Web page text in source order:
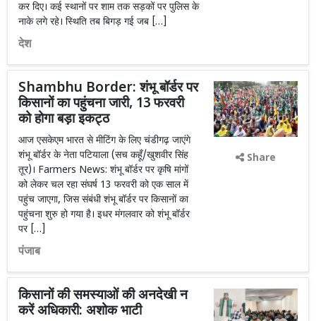
कर दिए। कई स्थानों पर शाम तक सड़कों पर पुलिस के
नाके लगे रहे। स्थिति तब बिगड़ गई जब […]
देश
Shambhu Border: शंभू बॉर्डर पर
किसानों का पहुंचना जारी, 13 फरवरी
को होगा बड़ा इकट्ठ
आज एसकेएम भारत से मीटिंग के लिए चंडीगढ़ जाएंगे
शंभू बॉर्डर के नेता पटियाला (सच कहूँ/खुशवीर सिंह
तूर)। Farmers News: शंभू बॉर्डर पर कृषि मांगों
को लेकर चल रहा संघर्ष 13 फरवरी को एक साल में
पहुंच जाएगा, जिस संबंधी शंभू बॉर्डर पर किसानों का
पहुंचना शुरु हो गया है। इधर मंगलवार को शंभू बॉर्डर
पर […]
पंजाब
Share
किसानों की समस्याओं की अनदेखी न
करें अधिकारी: अशोक भाटी